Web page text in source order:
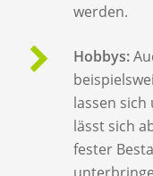
werden.
Hobbys:
lassen
lässt sich
fester